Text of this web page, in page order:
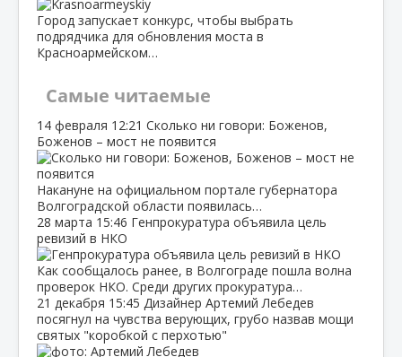
Город запускает конкурс, чтобы выбрать
подрядчика для обновления моста в
Красноармейском…
Самые читаемые
14 февраля 12:21 Сколько ни говори: Боженов,
Боженов – мост не появится
Накануне на официальном портале губернатора
Волгоградской области появилась…
28 марта 15:46 Генпрокуратура объявила цель
ревизий в НКО
Как сообщалось ранее, в Волгограде пошла волна
проверок НКО. Среди других прокуратура…
21 декабря 15:45 Дизайнер Артемий Лебедев
посягнул на чувства верующих, грубо назвав мощи
святых "коробкой с перхотью"